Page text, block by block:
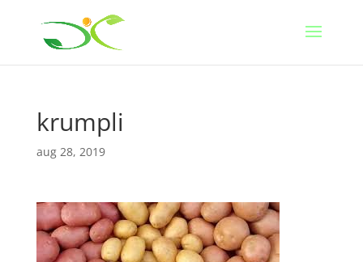
krumpli
aug 28, 2019